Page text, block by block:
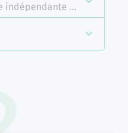
Emergences